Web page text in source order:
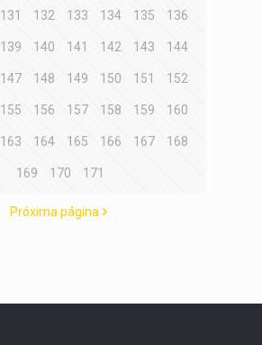
131 132 133 134 135 136
139 140 141 142 143 144
147 148 149 150 151 152
155 156 157 158 159 160
163 164 165 166 167 168
169 170 171
Próxima página